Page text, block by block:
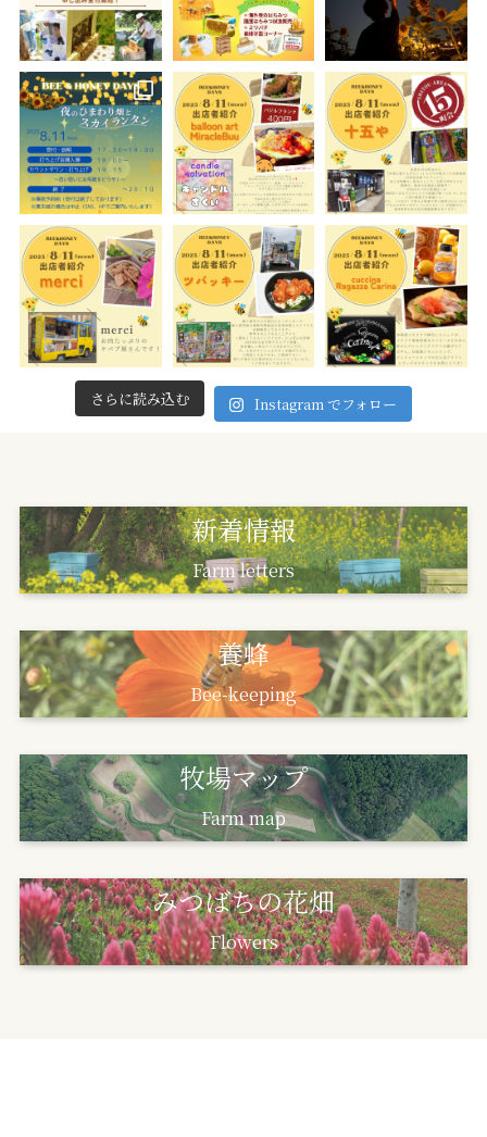
さらに読み込む Instagram でフォロー
新着情報
Farm letters
養蜂
Bee-keeping
牧場マップ
Farm map
みつばちの花畑
Flowers